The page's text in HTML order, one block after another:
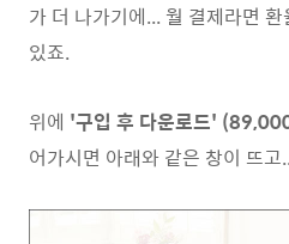
가 더 나가기에... 월 결제라면
있죠.
위에 '구입 후 다운로드'
어가시면 아래와 같은 창이 뜨고